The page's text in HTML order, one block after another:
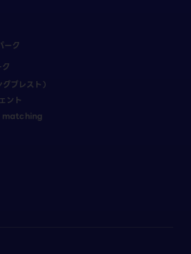
ク
ブレスト）
ント
matching